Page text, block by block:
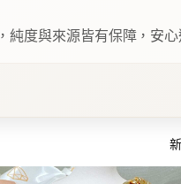
，純度與來源皆有保障，安心